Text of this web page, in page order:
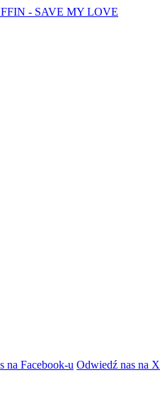
- SAVE MY LOVE
na Facebook-u Odwiedź nas na X